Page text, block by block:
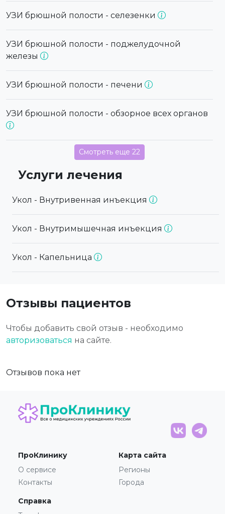
УЗИ брюшной полости - селезенки
УЗИ брюшной полости - поджелудочной
железы
УЗИ брюшной полости - печени
УЗИ брюшной полости - обзорное всех органов
Смотреть еще 22
Услуги лечения
Укол - Внутривенная инъекция
Укол - Внутримышечная инъекция
Укол - Капельница
Отзывы пациентов
Чтобы добавить свой отзыв - необходимо
авторизоваться на сайте.
Отзывов пока нет
ПроКлинику
О сервисе
Контакты
Карта сайта
Регионы
Города
Справка